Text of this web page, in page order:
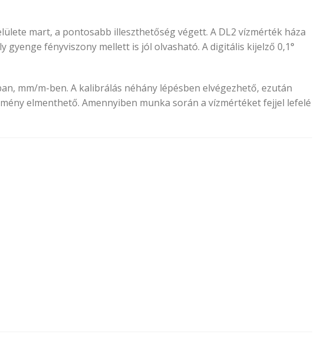
mart, a pontosabb illeszthetőség végett. A DL2 vízmérték háza
fényviszony mellett is jól olvasható. A digitális kijelző 0,1°
mm/m-ben. A kalibrálás néhány lépésben elvégezhető, ezután
elmenthető. Amennyiben munka során a vízmértéket fejjel lefelé